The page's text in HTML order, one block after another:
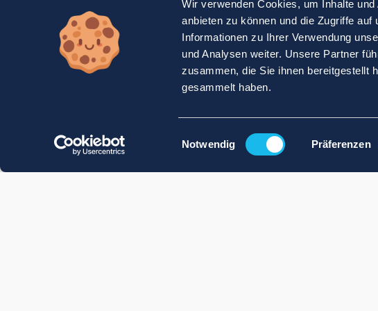
Wir verwenden Cookies, um Inhalte
anbieten zu können und die Zugriffe
Informationen zu Ihrer Verwendung
und Analysen weiter. Unsere Partner
zusammen, die Sie ihnen bereitgestellt
gesammelt haben.
Einwilligungsauswahl
Notwendig Präferenzen